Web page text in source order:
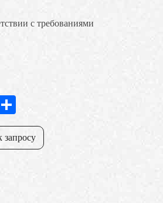
с требованиями
запросу